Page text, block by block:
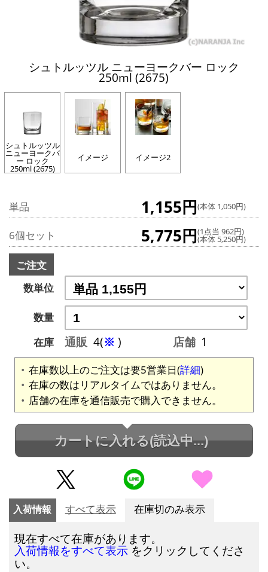
シュトルッツル ニューヨークバー ロック
250ml (2675)
シュトルッツル
ニューヨークバ
ー ロック
250ml (2675)
イメージ イメージ2
単品 1,155円(本体 1,050円)
6個セット 5,775円(1点当 962円)
(本体 5,250円)
ご注文
数単位
数量
在庫
通販 4(※ ) 店舗 1
在庫数以上のご注文は要5営業日(詳細)
在庫の数はリアルタイムではありません。
店舗の在庫を通信販売で購入できません。
カートに入れる(読込中...)
入荷情報 すべて表示 在庫切のみ表示
現在すべて在庫があります。
入荷情報をすべて表示 をクリックしてくださ
い。